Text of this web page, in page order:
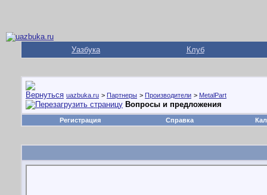
Уазбука Клуб
uazbuka.ru > Партнеры > Производители > MetalPart
Вопросы и предложения
Регистрация Справка